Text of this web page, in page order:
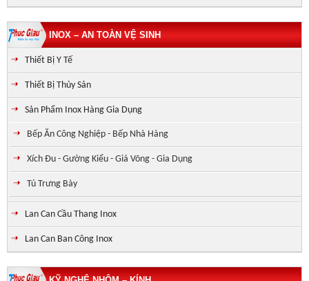
INOX – AN TOÀN VỆ SINH
Thiết Bị Y Tế
Thiết Bị Thủy Sản
Sản Phẩm Inox Hàng Gia Dụng
Bếp Ăn Công Nghiệp - Bếp Nhà Hàng
Xích Đu - Gường Kiểu - Giá Võng - Gia Dụng
Tủ Trưng Bày
Lan Can Cầu Thang Inox
Lan Can Ban Công Inox